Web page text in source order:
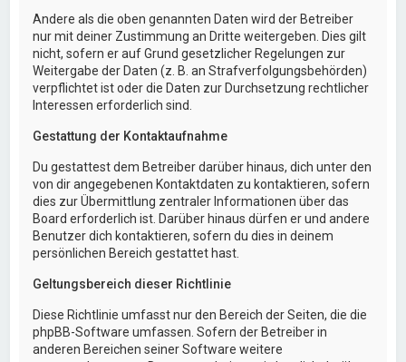
Andere als die oben genannten Daten wird der Betreiber
nur mit deiner Zustimmung an Dritte weitergeben. Dies gilt
nicht, sofern er auf Grund gesetzlicher Regelungen zur
Weitergabe der Daten (z. B. an Strafverfolgungsbehörden)
verpflichtet ist oder die Daten zur Durchsetzung rechtlicher
Interessen erforderlich sind.
Gestattung der Kontaktaufnahme
Du gestattest dem Betreiber darüber hinaus, dich unter den
von dir angegebenen Kontaktdaten zu kontaktieren, sofern
dies zur Übermittlung zentraler Informationen über das
Board erforderlich ist. Darüber hinaus dürfen er und andere
Benutzer dich kontaktieren, sofern du dies in deinem
persönlichen Bereich gestattet hast.
Geltungsbereich dieser Richtlinie
Diese Richtlinie umfasst nur den Bereich der Seiten, die die
phpBB-Software umfassen. Sofern der Betreiber in
anderen Bereichen seiner Software weitere